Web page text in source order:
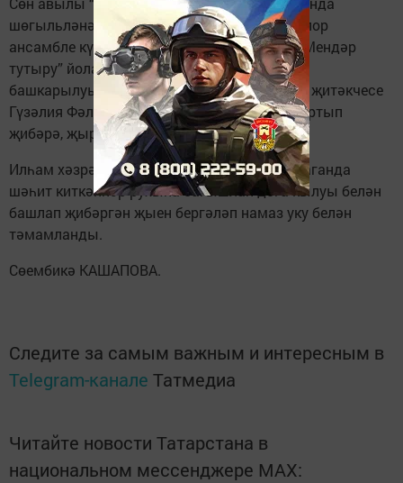
шөгыльләнә торган “Сөн бизәкләре” фольклор
ансамбле күрсәткән “Самавыр җырлату”, “Мендәр
тутыру” йолалары үзенчәлекле булуы, оста
башкарылуы белән истә калды. Оешманың җитәкчесе
Гүзәлия Фәләхова, кирәк икән, гармун да тартып
җибәрә, җыр да башлый.
Илһам хәзрәтнең Кирмәнчек шәһәрен саклаганда
шәһит киткәннәр рухына багышлап дога кылуы белән
башлап җибәргән җыен бергәләп намаз уку белән
тәмамланды.
Сөембикә КАШАПОВА.
Следите за самым важным и интересным в
Telegram-канале Татмедиа
Читайте новости Татарстана в
национальном мессенджере MАХ: